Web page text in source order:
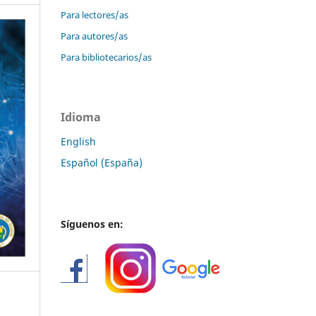
Para lectores/as
Para autores/as
Para bibliotecarios/as
Idioma
English
Español (España)
Síguenos en: